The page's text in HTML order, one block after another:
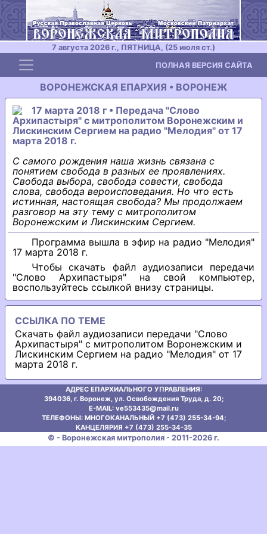
7 августа 2026 г., ПЯТНИЦА, (25 июля ст.)
Toggle navigation ПОЛНАЯ ВЕРСИЯ САЙТА
ВОРОНЕЖСКАЯ ЕПАРХИЯ • ВОРОНЕЖ
17 марта 2018 г • Передача "Слово
Архипастыря" с митрополитом Воронежским и
Лискинским Сергием на радио "Мелодия" от 17
марта 2018 г.
С самого рождения наша жизнь связана с
понятием свобода в разных ее проявлениях.
Свобода выбора, свобода совести, свобода
слова, свобода вероисповедания. Но что есть
истинная, настоящая свобода? Мы продолжаем
разговор на эту тему с митрополитом
Воронежским и Лискинским Сергием.
Программа вышла в эфир на радио "Мелодия"
17 марта 2018 г.
Чтобы скачать файл аудиозаписи передачи
"Слово Архипастыря" на свой компьютер,
воспользуйтесь ссылкой внизу страницы.
ССЫЛКА ПО ТЕМЕ
Скачать файл аудиозаписи передачи "Слово
Архипастыря" с митрополитом Воронежским и
Лискинским Сергием на радио "Мелодия" от 17
марта 2018 г.
АДРЕС ЕПАРХИАЛЬНОГО УПРАВЛЕНИЯ:
394036, г. Воронеж, ул. Освобождения Труда, д. 20;
E-MAIL: ve553435@mаil.ru
ТЕЛЕФОНЫ: МНОГОКАНАЛЬНЫЙ +7 (473) 255-34-94;
КАНЦЕЛЯРИЯ +7 (473) 255-34-35
© - Воронежская митрополия - 2011-2026 г.